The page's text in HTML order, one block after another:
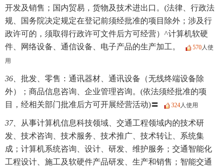
开发及销售；国内贸易，货物及技术进出口。(法律、行政法
规、国务院决定规定在登记前须经批准的项目除外；涉及行
政许可的，须取得行政许可文件后方可经营）^计算机软硬
件、网络设备、通信设备、电子产品的生产加工。
570人使
用
36、 批发、零售：通讯器材、通讯设备（无线终端设备除
外）；商品信息咨询、企业管理咨询。(依法须经批准的项
目，经相关部门批准后方可开展经营活动)〓
324人使用
37、
从事计算机信息科技领域、交通工程领域内的技术研
发、技术咨询、技术服务、技术推广、技术转让、系统集
成；计算机系统咨询、设计、研发、维护服务；交通智能化
工程设计、施工及软硬件产品研发、生产和销售；智能交通